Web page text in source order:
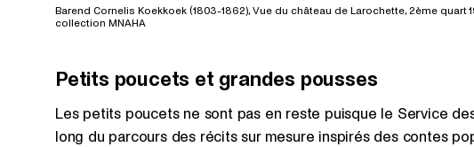
Barend Cornelis Koekkoek (1803-1862), Vue du château de Larochette, 2ème quart
collection MNAHA
Petits poucets et grandes pousses
Les petits poucets ne sont pas en reste puisque le Service
long du parcours des récits sur mesure inspirés des contes